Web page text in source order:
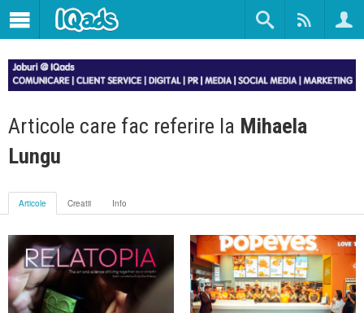
Articole care fac referire la Mihaela
Lungu
Articole Creatii Info